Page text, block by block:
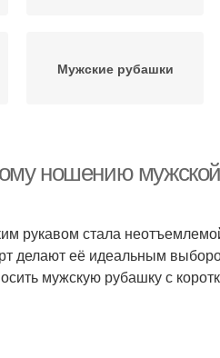
Мужские рубашки
ношению
рукавом стала
делают её идеальным
мужскую рубашку с